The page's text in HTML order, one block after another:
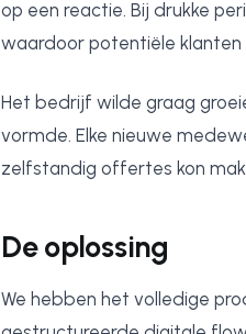
op een reactie. Bij drukke
waardoor potentiële klanten
Het bedrijf wilde graag
vormde. Elke nieuwe
zelfstandig offertes kon
De oplossing
We hebben het volledige